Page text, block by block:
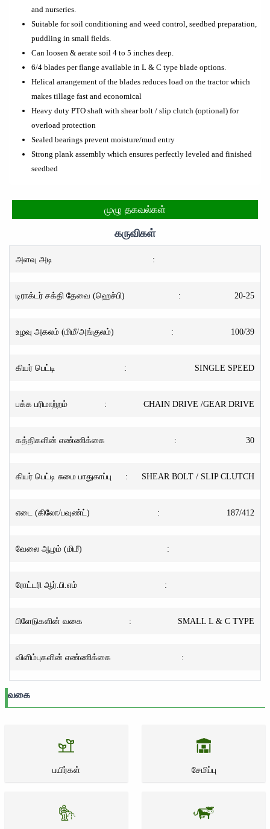
and nurseries.
Suitable for soil conditioning and weed control, seedbed preparation,
puddling in small fields.
Can loosen & aerate soil 4 to 5 inches deep.
6/4 blades per flange available in L & C type blade options.
Helical arrangement of the blades reduces load on the tractor which
makes tillage fast and economical
Heavy duty PTO shaft with shear bolt / slip clutch (optional) for
overload protection
Sealed bearings prevent moisture/mud entry
Strong plank assembly which ensures perfectly leveled and finished
seedbed
முழு தகவல்கள்
கருவிகள்
அளவு அடி :
டிராக்டர் சக்தி தேவை (ஹெச்பி) : 20-25
உழவு அகலம் (மிமீ/அங்குலம்) : 100/39
கியர் பெட்டி : SINGLE SPEED
பக்க பரிமாற்றம் : CHAIN DRIVE /GEAR DRIVE
கத்திகளின் எண்ணிக்கை : 30
கியர் பெட்டி சுமை பாதுகாப்பு : SHEAR BOLT / SLIP CLUTCH
எடை (கிலோ/பவுண்ட்) : 187/412
வேலை ஆழம் (மிமீ) :
ரோட்டரி ஆர்.பி.எம் :
பிளேடுகளின் வகை : SMALL L & C TYPE
விளிம்புகளின் எண்ணிக்கை :
வகை
பயிர்கள் சேமிப்பு